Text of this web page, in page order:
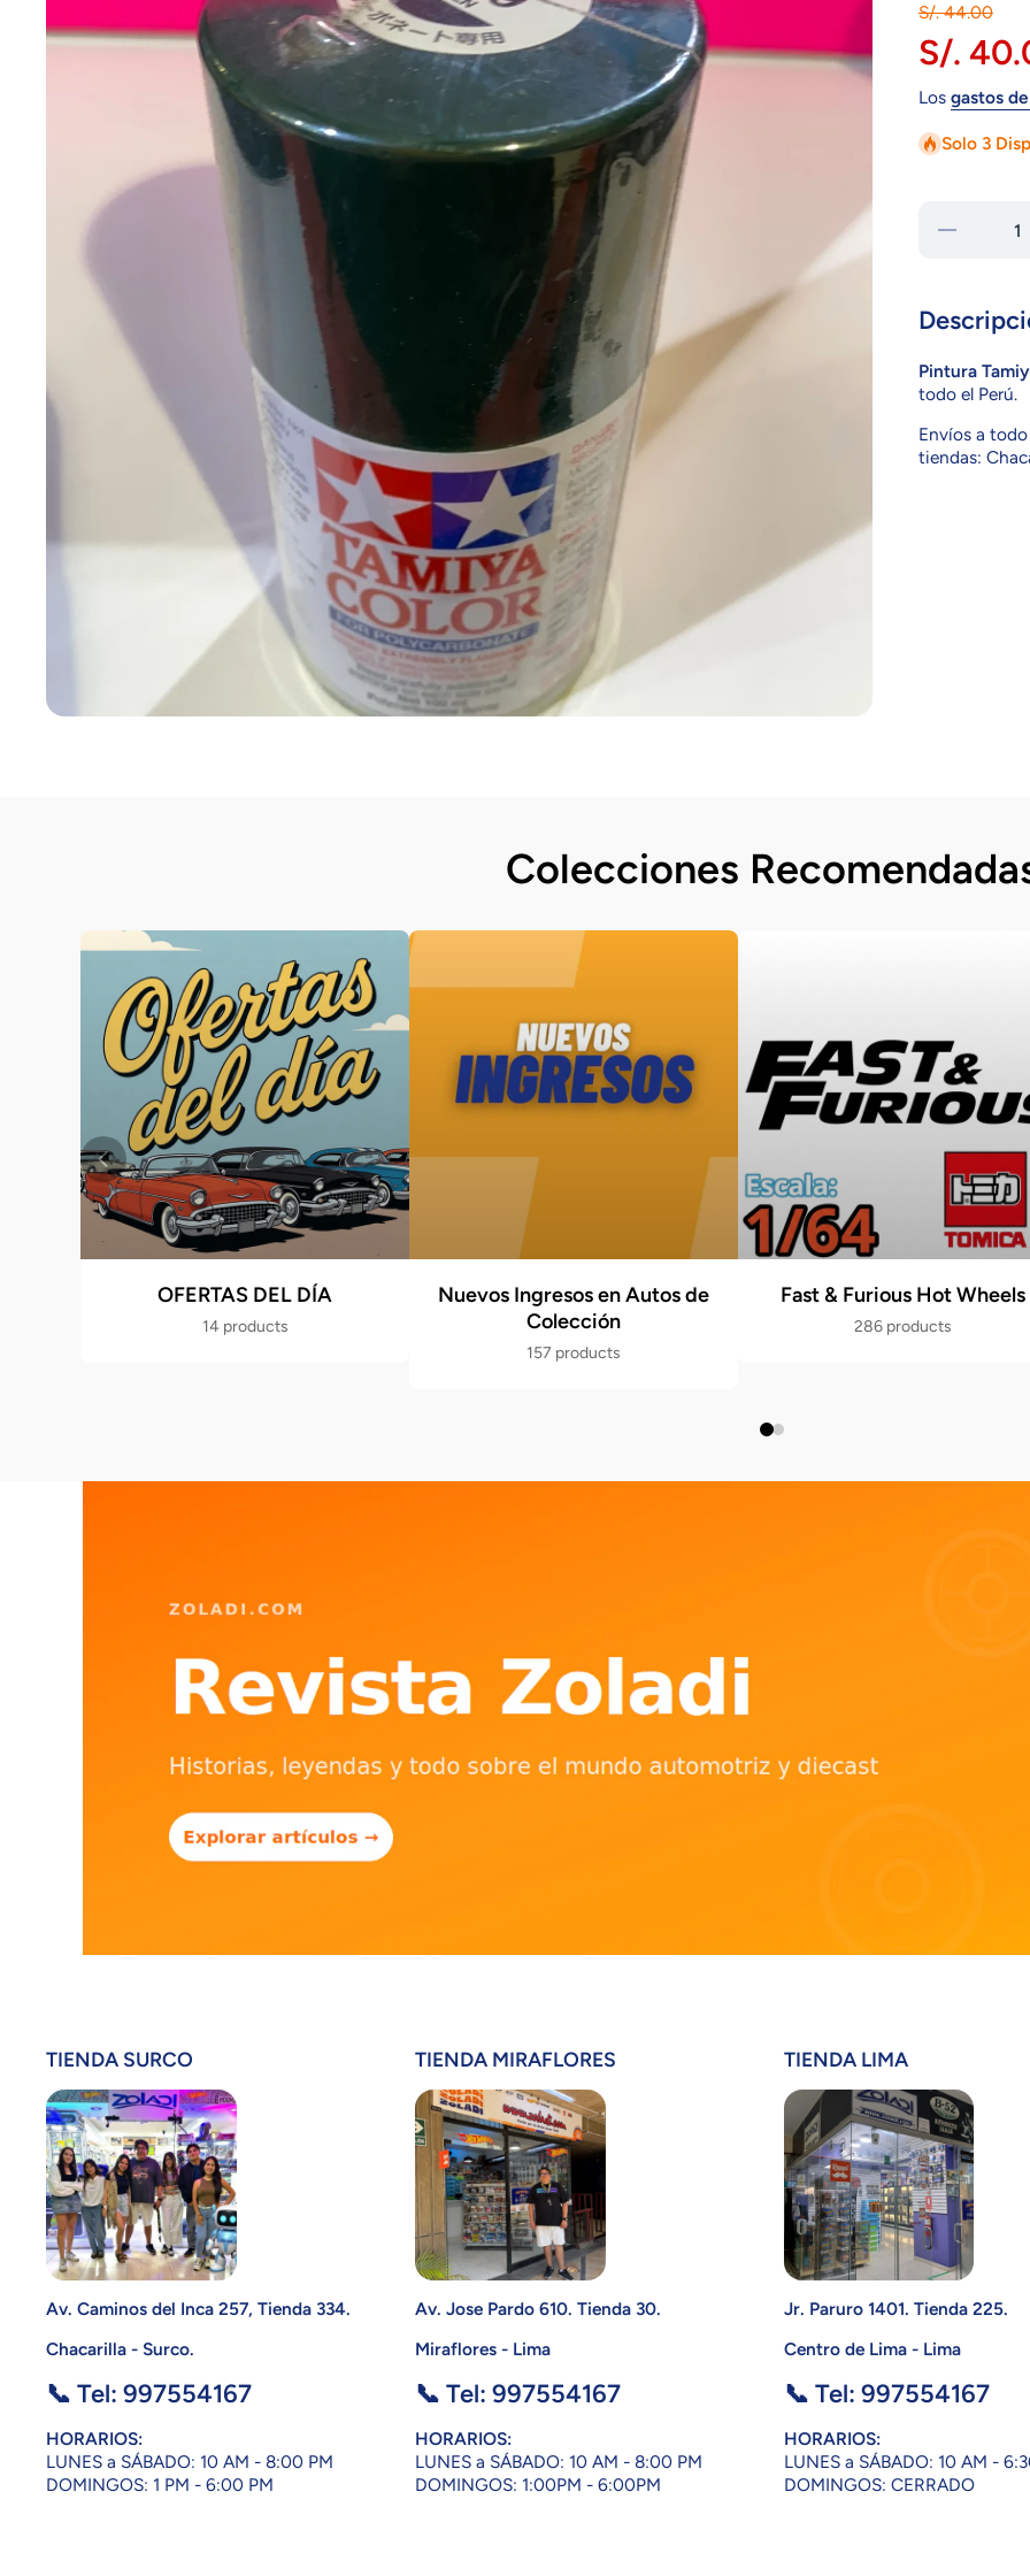
S/. 44.00
S/.
Los gastos
Solo 3
Reducir
PS-9
Green
Pintura
todo el Perú.
Envíos a
tiendas:
Colecciones
OFERTAS DEL DÍA
14 products
Nuevos Ingresos en Autos de
Colección
157 products
Fast & Furious Hot Wheels
286 products
TIENDA SURCO
Av. Caminos del Inca 257, Tienda 334.
Chacarilla - Surco.
📞 Tel: 997554167
HORARIOS:
LUNES a SÁBADO: 10 AM - 8:00 PM
DOMINGOS: 1 PM - 6:00 PM
TIENDA MIRAFLORES
Av. Jose Pardo 610. Tienda 30.
Miraflores - Lima
📞 Tel: 997554167
HORARIOS:
LUNES a SÁBADO: 10 AM - 8:00 PM
DOMINGOS: 1:00PM - 6:00PM
TIENDA LIMA
Jr. Paruro 1401. Tienda 225.
Centro de Lima - Lima
📞 Tel: 997554167
HORARIOS:
LUNES a SÁBADO: 10 AM -
DOMINGOS: CERRADO